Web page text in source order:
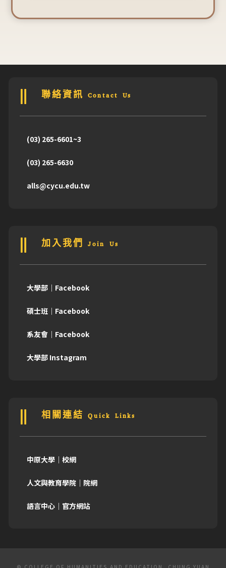
聯絡資訊 Contact Us
(03) 265-6601~3
(03) 265-6630
alls@cycu.edu.tw
加入我們 Join Us
大學部｜Facebook
碩士班｜Facebook
系友會｜Facebook
大學部 Instagram
相關連結 Quick Links
中原大學｜校網
人文與教育學院｜院網
語言中心｜官方網站